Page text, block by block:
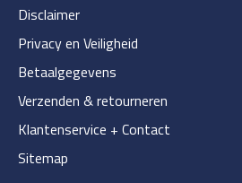
Disclaimer
Privacy en Veiligheid
Betaalgegevens
Verzenden & retourneren
Klantenservice + Contact
Sitemap